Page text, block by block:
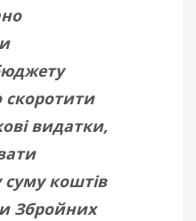
видатки,
коштів
Збройних